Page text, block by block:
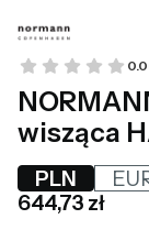
wisząca
PLN
Cena
644,73 zł